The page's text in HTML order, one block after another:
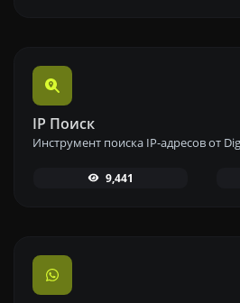
IP Поиск
9,441